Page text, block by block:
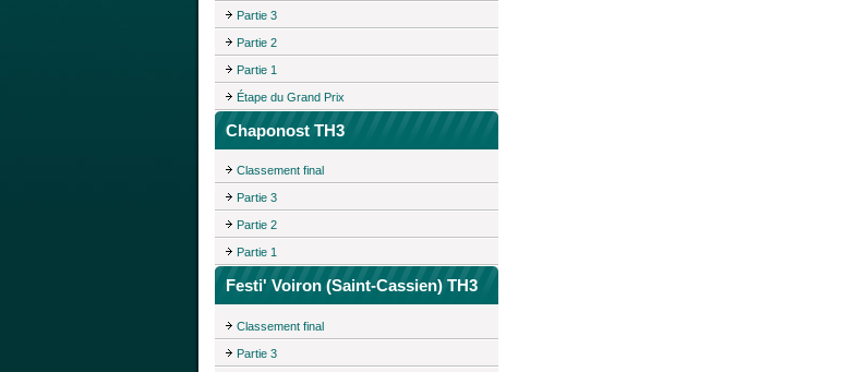
Partie 3
Partie 2
Partie 1
Étape du Grand Prix
Chaponost TH3
Classement final
Partie 3
Partie 2
Partie 1
Festi' Voiron (Saint-Cassien) TH3
Classement final
Partie 3